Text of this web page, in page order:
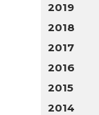
2019
2018
2017
2016
2015
2014